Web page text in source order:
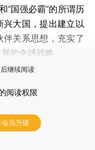
“国强必霸”的所谓历
兴大国，提出建立以
关系思想，充实了
的全球战略。
继续阅读
阅读权限
会员升级